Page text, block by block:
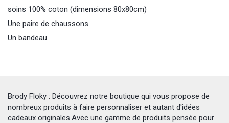
soins 100% coton (dimensions 80x80cm)
Une paire de chaussons
Un bandeau
Brody Floky : Découvrez notre boutique qui vous propose de
nombreux produits à faire personnaliser et autant d'idées
cadeaux originales.Avec une gamme de produits pensée pour